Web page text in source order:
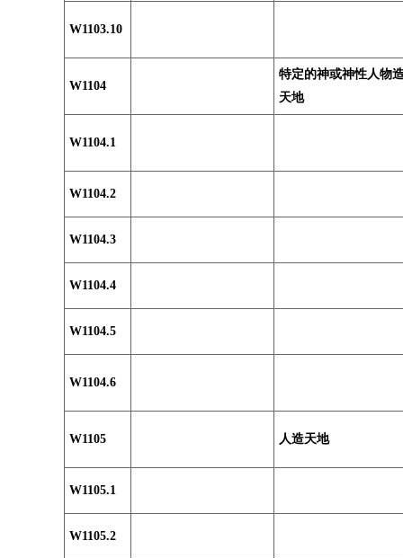
W1103.10
W1104
特定的神或神性人物
天地
W1104.1
W1104.2
W1104.3
W1104.4
W1104.5
W1104.6
W1105 人造天地
W1105.1
W1105.2